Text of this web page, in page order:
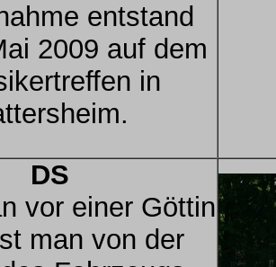
entstand
2009 auf dem
in
DS
vor einer Göttin
man von der